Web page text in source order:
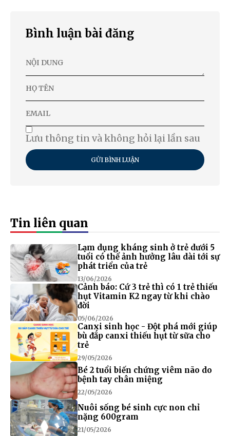
Bình luận bài đăng
Lưu thông tin và không hỏi lại lần sau
GỬI BÌNH LUẬN
Tin liên quan
Lạm dụng kháng sinh ở trẻ dưới 5
tuổi có thể ảnh hưởng lâu dài tới sự
phát triển của trẻ
13/06/2026
Cảnh báo: Cứ 3 trẻ thì có 1 trẻ thiếu
hụt Vitamin K2 ngay từ khi chào
đời
05/06/2026
Canxi sinh học - Đột phá mới giúp
bù đắp canxi thiếu hụt từ sữa cho
trẻ
29/05/2026
Bé 2 tuổi biến chứng viêm não do
bệnh tay chân miệng
22/05/2026
Nuôi sống bé sinh cực non chỉ
nặng 600gram
21/05/2026